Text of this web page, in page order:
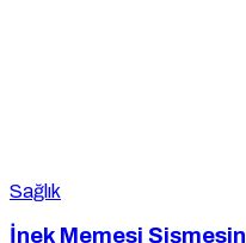
Sağlık
İnek Memesi